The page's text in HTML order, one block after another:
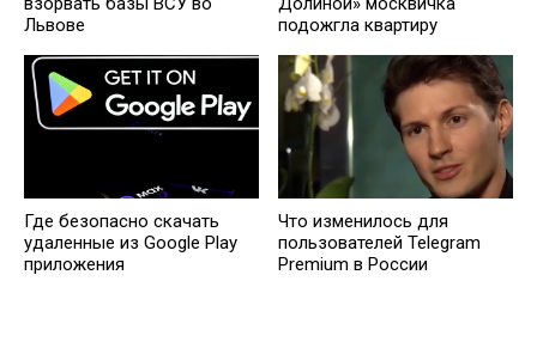
Львове
подожгла квартиру
Где безопасно скачать
удаленные из Google Play
приложения
Что изменилось для
пользователей Telegram
Premium в России